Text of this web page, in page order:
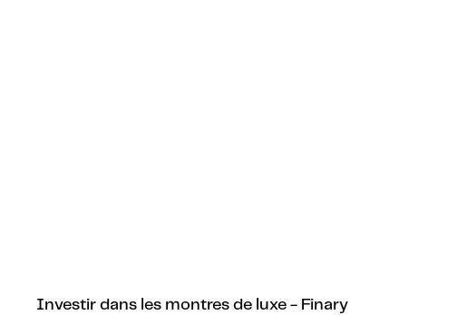
Investir dans les montres de luxe - Finary